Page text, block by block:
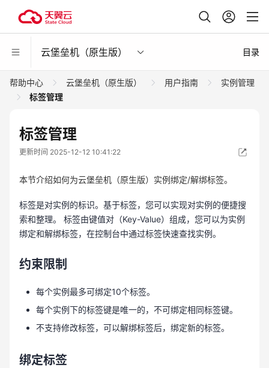
云堡垒机（原生版） 目录
帮助中心 云堡垒机（原生版） 用户指南
实例管理
标签管理
标签管理
更新时间 2025-12-12 10:41:22
本节介绍如何为云堡垒机（原生版）实例绑定/解绑标签。
标签是对实例的标识。基于标签，您可以实现对实例的便捷搜
索和整理。 标签由键值对（Key-Value）组成，您可以为实例
绑定和解绑标签，在控制台中通过标签快速查找实例。
约束限制
每个实例最多可绑定10个标签。
每个实例下的标签键是唯一的，不可绑定相同标签键。
不支持修改标签，可以解绑标签后，绑定新的标签。
绑定标签